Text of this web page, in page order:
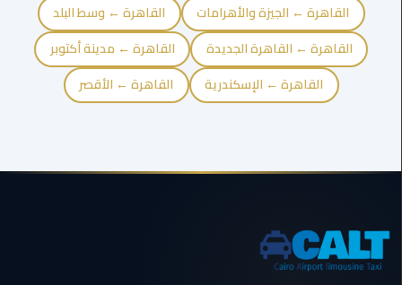
ليموزين
مصر
الجديدة
ليموزين
القاهرة ← الجيزة والأهرامات
القاهرة ← وسط البلد
القاهرة ← القاهرة الجديدة
القاهرة ← مدينة أكتوبر
القاهرة ← الإسكندرية
القاهرة ← الأقصر